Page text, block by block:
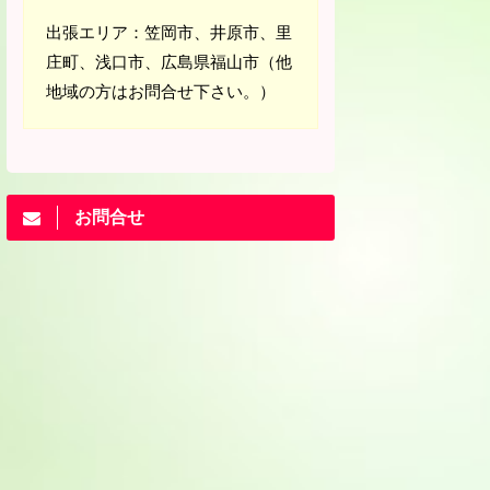
出張エリア：笠岡市、井原市、里
庄町、浅口市、広島県福山市（他
地域の方はお問合せ下さい。）
お問合せ